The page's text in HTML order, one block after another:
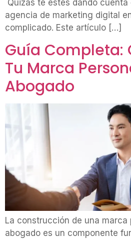
Quizás te estés dando
agencia de marketing digital
complicado. Este artículo […]
Guía Completa:
Tu Marca
Abogado
La construcción de una marca
abogado es un componente